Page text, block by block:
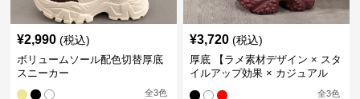
¥2,990 (税込)
ボリュームソール配色切替厚底
スニーカー
全3色
¥3,720 (税込)
厚底 【ラメ素材デザイン × スタ
イルアップ効果 × カジュアル
系】厚底デザインスニーカー
全3色